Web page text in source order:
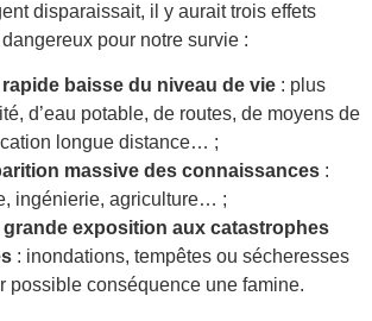
disparaissait, il y aurait trois effets
pour notre survie :
baisse du niveau de vie : plus
d’eau potable, de routes, de moyens de
longue distance… ;
massive des connaissances :
ingénierie, agriculture… ;
grande exposition aux catastrophes
: inondations, tempêtes ou sécheresses
possible conséquence une famine.